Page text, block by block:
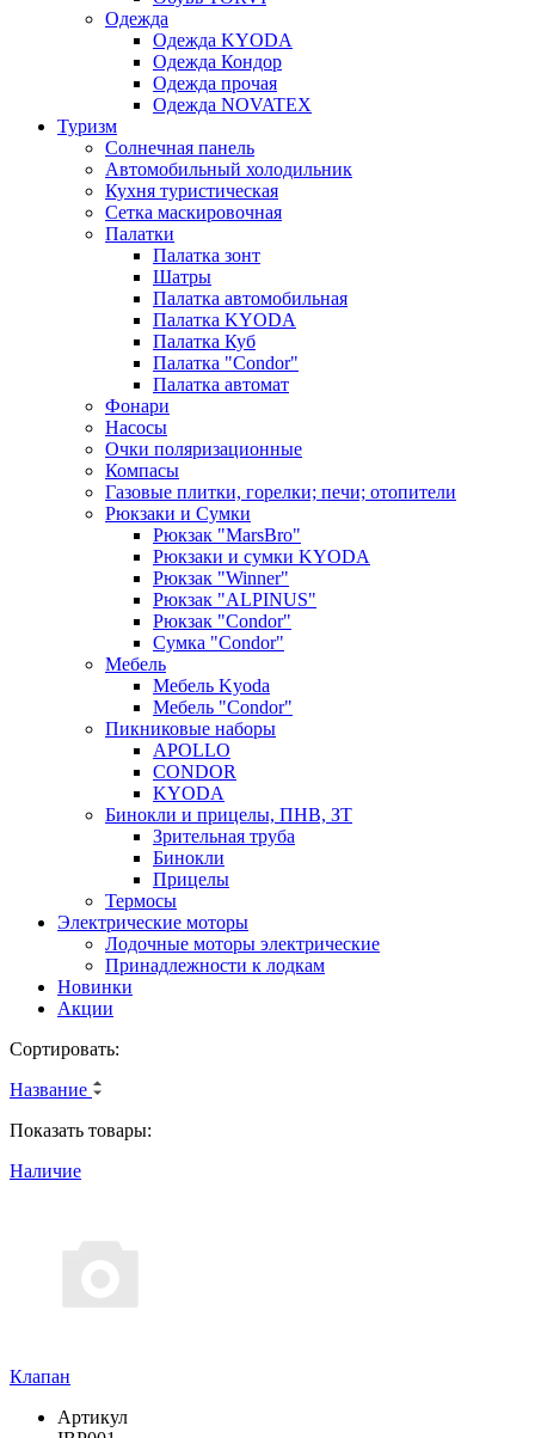
Одежда
Одежда KYODA
Одежда Кондор
Одежда прочая
Одежда NOVATEX
Туризм
Солнечная панель
Автомобильный холодильник
Кухня туристическая
Сетка маскировочная
Палатки
Палатка зонт
Шатры
Палатка автомобильная
Палатка KYODA
Палатка Куб
Палатка "Condor"
Палатка автомат
Фонари
Насосы
Очки поляризационные
Компасы
Газовые плитки, горелки; печи; отопители
Рюкзаки и Сумки
Рюкзак "MarsBro"
Рюкзаки и сумки KYODA
Рюкзак "Winner"
Рюкзак "ALPINUS"
Рюкзак "Condor"
Сумка "Condor"
Мебель
Мебель Kyoda
Мебель "Condor"
Пикниковые наборы
APOLLO
CONDOR
KYODA
Бинокли и прицелы, ПНВ, ЗТ
Зрительная труба
Бинокли
Прицелы
Термосы
Электрические моторы
Лодочные моторы электрические
Принадлежности к лодкам
Новинки
Акции
Сортировать:
Название
Показать товары:
Наличие
Клапан
Артикул